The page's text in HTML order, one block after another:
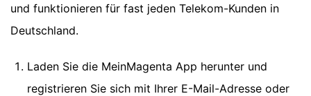
und funktionieren für fast jeden Telekom-Kunden in
Deutschland.
Laden Sie die MeinMagenta App herunter und
registrieren Sie sich mit Ihrer E-Mail-Adresse oder